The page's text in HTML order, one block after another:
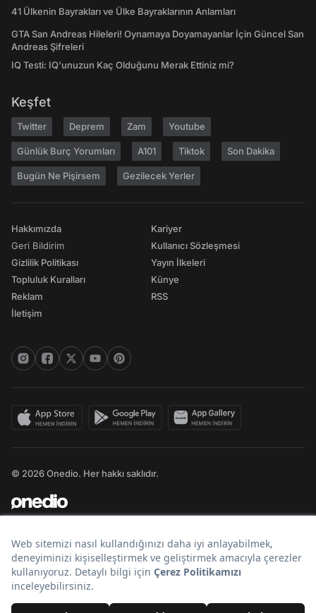
41 Ülkenin Bayrakları ve Ülke Bayraklarının Anlamları
GTA San Andreas Hileleri! Oynamaya Doyamayanlar İçin Güncel San
Andreas Şifreleri
IQ Testi: IQ'unuzun Kaç Olduğunu Merak Ettiniz mi?
Keşfet
Twitter Deprem Zam Youtube
Günlük Burç Yorumları A101 Tiktok Son Dakika
Bugün Ne Pişirsem Gezilecek Yerler
Hakkımızda
Geri Bildirim
Gizlilik Politikası
Topluluk Kuralları
Reklam
İletişim
Kariyer
Kullanıcı Sözleşmesi
Yayın İlkeleri
Künye
RSS
© 2026 Onedio. Her hakkı saklıdır.
Bir markasıdır.